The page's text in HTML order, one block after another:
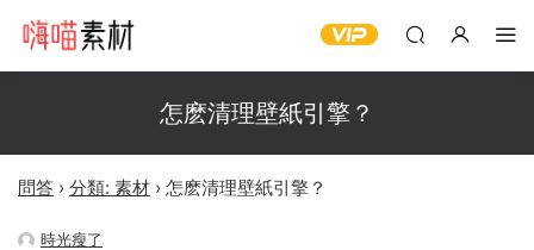
怎麽清理壁紙引擎？
問答 › 分類: 素材 › 怎麽清理壁紙引擎？
時光瘦了